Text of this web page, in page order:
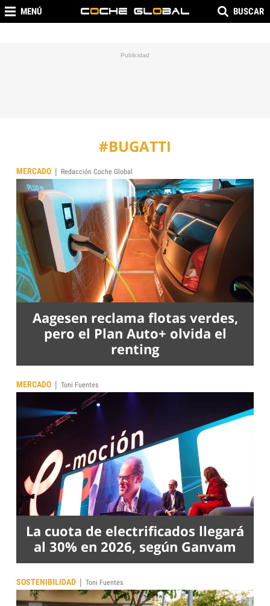
MENÚ BUSCAR
#BUGATTI
MERCADO | Redacción Coche Global
Aagesen reclama flotas verdes,
pero el Plan Auto+ olvida el
renting
MERCADO | Toni Fuentes
La cuota de electrificados llegará
al 30% en 2026, según Ganvam
SOSTENIBILIDAD | Toni Fuentes